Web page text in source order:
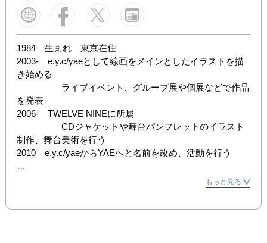
1984　生まれ　東京在住
2003-　e.y.c/yaeとして線画をメインとしたイラストを描
き始める
ライブイベント、グループ展や個展などで作品
を発表
2006-　TWELVE NINEに所属
CDジャケットや舞台パンフレットのイラスト
制作、舞台美術を行う
2010　e.y.c/yaeからYAEへと名前を改め、活動を行う
もっと見る